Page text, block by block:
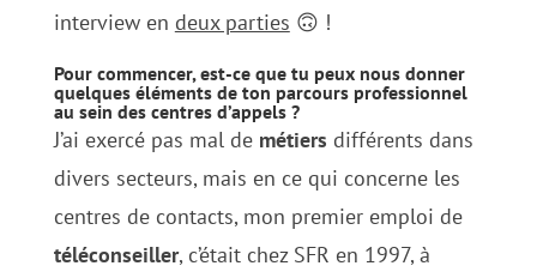
interview en deux parties 🙃 !
Pour commencer, est-ce que tu peux nous donner
quelques éléments de ton parcours professionnel
au sein des centres d’appels ?
J’ai exercé pas mal de métiers différents dans
divers secteurs, mais en ce qui concerne les
centres de contacts, mon premier emploi de
téléconseiller, c’était chez SFR en 1997, à